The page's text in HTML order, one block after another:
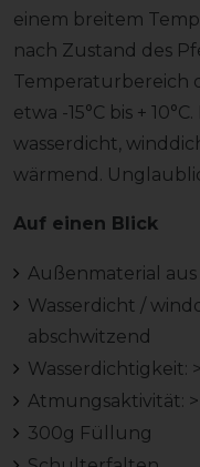
einem breitem
nach Zustand des
Temperaturbereich
etwa -15°C bis +
wasserdicht,
wärmend.
Auf einen Blick
Außenmaterial aus
Wasserdicht /
abschwitzend
Wasserdichtigkeit:
Atmungsaktivität:
300g Füllung